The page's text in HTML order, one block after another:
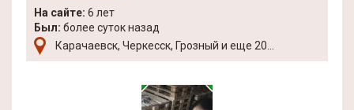
На сайте: 6 лет
Был: более суток назад
Карачаевск, Черкесск, Грозный и еще 20...